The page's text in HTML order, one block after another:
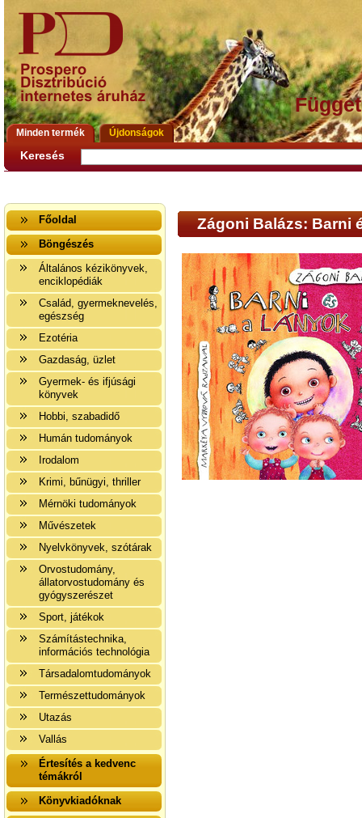
Minden termék Újdonságok
Keresés
Főoldal
Böngészés
Általános kézikönyvek,
enciklopédiák
Család, gyermeknevelés,
egészség
Ezotéria
Gazdaság, üzlet
Gyermek- és ifjúsági
könyvek
Hobbi, szabadidő
Humán tudományok
Irodalom
Krimi, bűnügyi, thriller
Mérnöki tudományok
Művészetek
Nyelvkönyvek, szótárak
Orvostudomány,
állatorvostudomány és
gyógyszerészet
Sport, játékok
Számítástechnika,
információs technológia
Társadalomtudományok
Természettudományok
Utazás
Vallás
Értesítés a kedvenc
témákról
Könyvkiadóknak
Zágoni Balázs: Barni